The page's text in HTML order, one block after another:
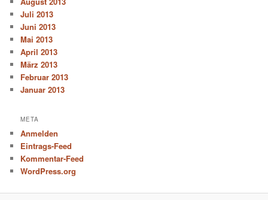
Juli 2013
Juni 2013
Mai 2013
April 2013
März 2013
Februar 2013
Januar 2013
META
Anmelden
Eintrags-Feed
Kommentar-Feed
WordPress.org